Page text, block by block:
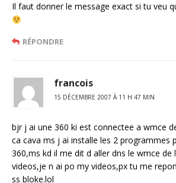
Il faut donner le message exact si tu veu
RÉPONDRE
francois
15 DÉCEMBRE 2007 À 11 H 47 MIN
bjr j ai une 360 ki est connectee a wmce
ca cava ms j ai installe les 2 programmes
360,ms kd il me dit d aller dns le wmce de
videos,je n ai po my videos,px tu me
ss bloke.lol